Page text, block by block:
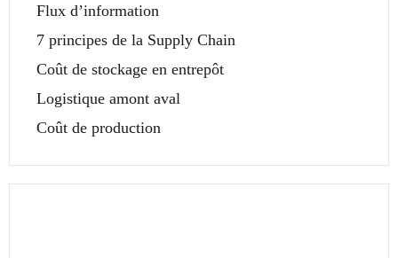
Flux d’information
7 principes de la Supply Chain
Coût de stockage en entrepôt
Logistique amont aval
Coût de production